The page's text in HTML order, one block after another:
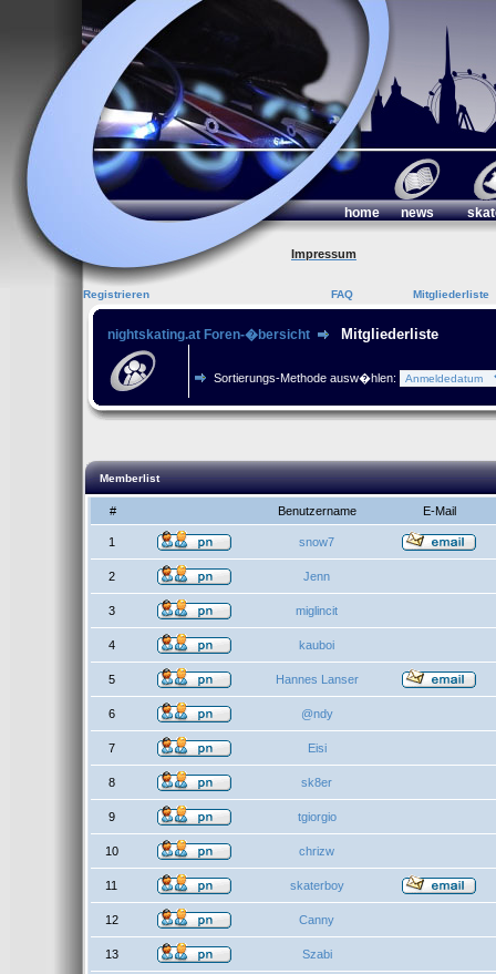
home news
Impressum
Registrieren FAQ Mitgliederliste
nightskating.at Foren-�bersicht Mitgliederliste
Sortierungs-Methode ausw�hlen:
Memberlist
# Benutzername E-Mail
1 snow7
2 Jenn
3 miglincit
4 kauboi
5 Hannes Lanser
6 @ndy
7 Eisi
8 sk8er
9 tgiorgio
10 chrizw
11 skaterboy
12 Canny
13 Szabi